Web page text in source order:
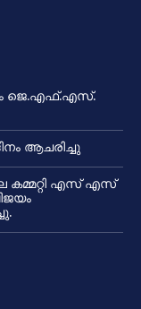
ജെ.എഫ്.എസ്.
ആചരിച്ചു
കമ്മറ്റി എസ് എസ്